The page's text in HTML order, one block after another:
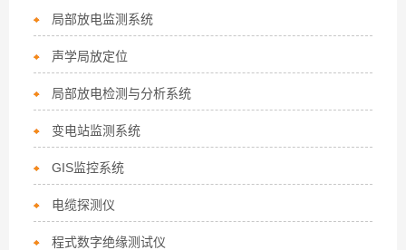
局部放电监测系统
声学局放定位
局部放电检测与分析系统
变电站监测系统
GIS监控系统
电缆探测仪
程式数字绝缘测试仪